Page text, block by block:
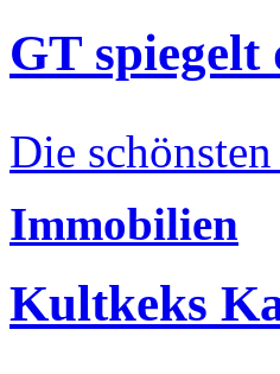
GT
Die
Immobilien
Kultkeks